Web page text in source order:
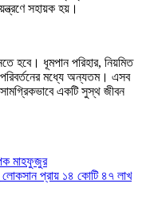
সহায়ক হয়।
হবে। ধূমপান পরিহার, নিয়মিত
পরিবর্তনের মধ্যে অন্যতম। এসব
একটি সুস্থ জীবন
মাহফুজুর
লোকসান প্রায় ১৪ কোটি ৪৭ লাখ